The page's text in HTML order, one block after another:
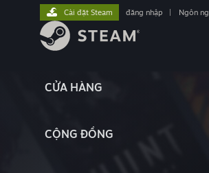
CỬA HÀNG
CỘNG ĐỒNG
Cài đặt Steam đăng nhập Ngôn